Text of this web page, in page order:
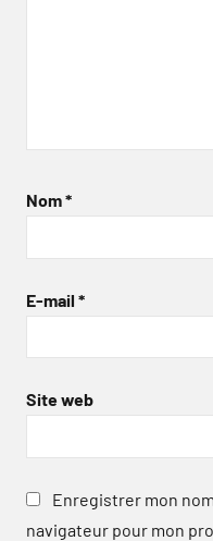
Nom*
E-mail *
Site web
Enregistrer mon
navigateur pour mon